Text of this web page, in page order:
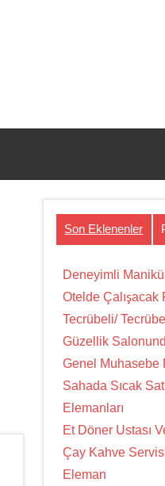
Son Eklenenler
Deneyimli
Otelde Çalışacak
Tecrübeli/
Güzellik
Genel Muhasebe
Sahada Sıcak
Elemanları
Et Döner Ustası
Çay Kahve
Eleman